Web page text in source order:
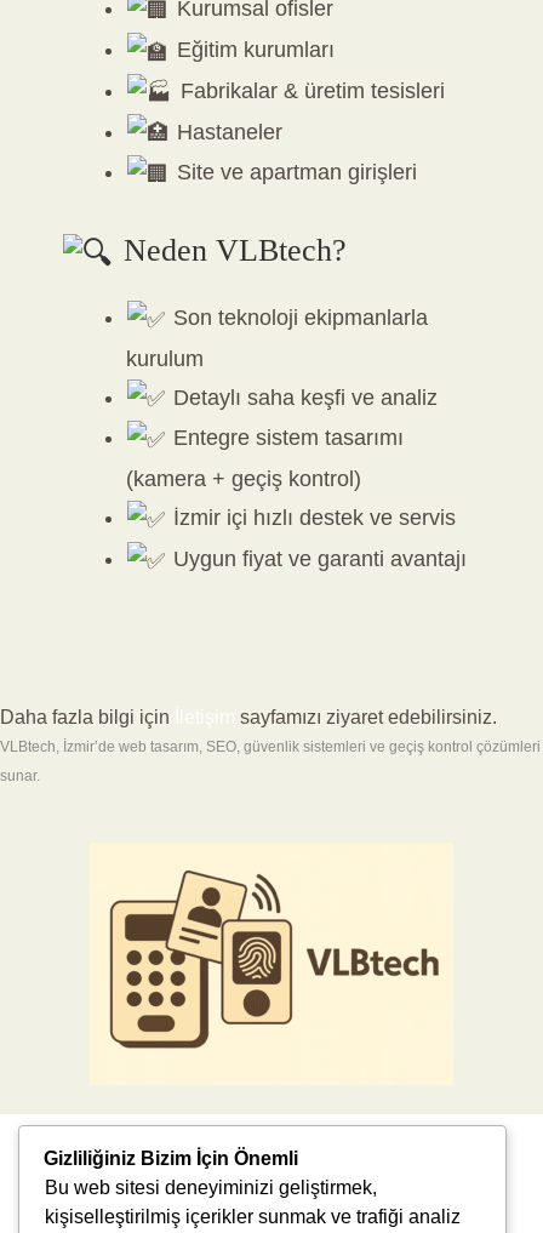
Kurumsal ofisler
Eğitim kurumları
Fabrikalar & üretim tesisleri
Hastaneler
Site ve apartman girişleri
Neden VLBtech?
Son teknoloji ekipmanlarla
kurulum
Detaylı saha keşfi ve analiz
Entegre sistem tasarımı
(kamera + geçiş kontrol)
İzmir içi hızlı destek ve servis
Uygun fiyat ve garanti avantajı
Daha fazla bilgi için İletişim sayfamızı ziyaret edebilirsiniz.
VLBtech, İzmir’de web tasarım, SEO, güvenlik sistemleri ve geçiş kontrol çözümleri
sunar.
Gizliliğiniz Bizim İçin Önemli
Bu web sitesi deneyiminizi geliştirmek,
kişiselleştirilmiş içerikler sunmak ve trafiği analiz